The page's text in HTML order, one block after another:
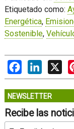
Etiquetado como:
Energética,
Sostenible,
FacebookLinkedIn
X
NEWSLETTER
Recibe las